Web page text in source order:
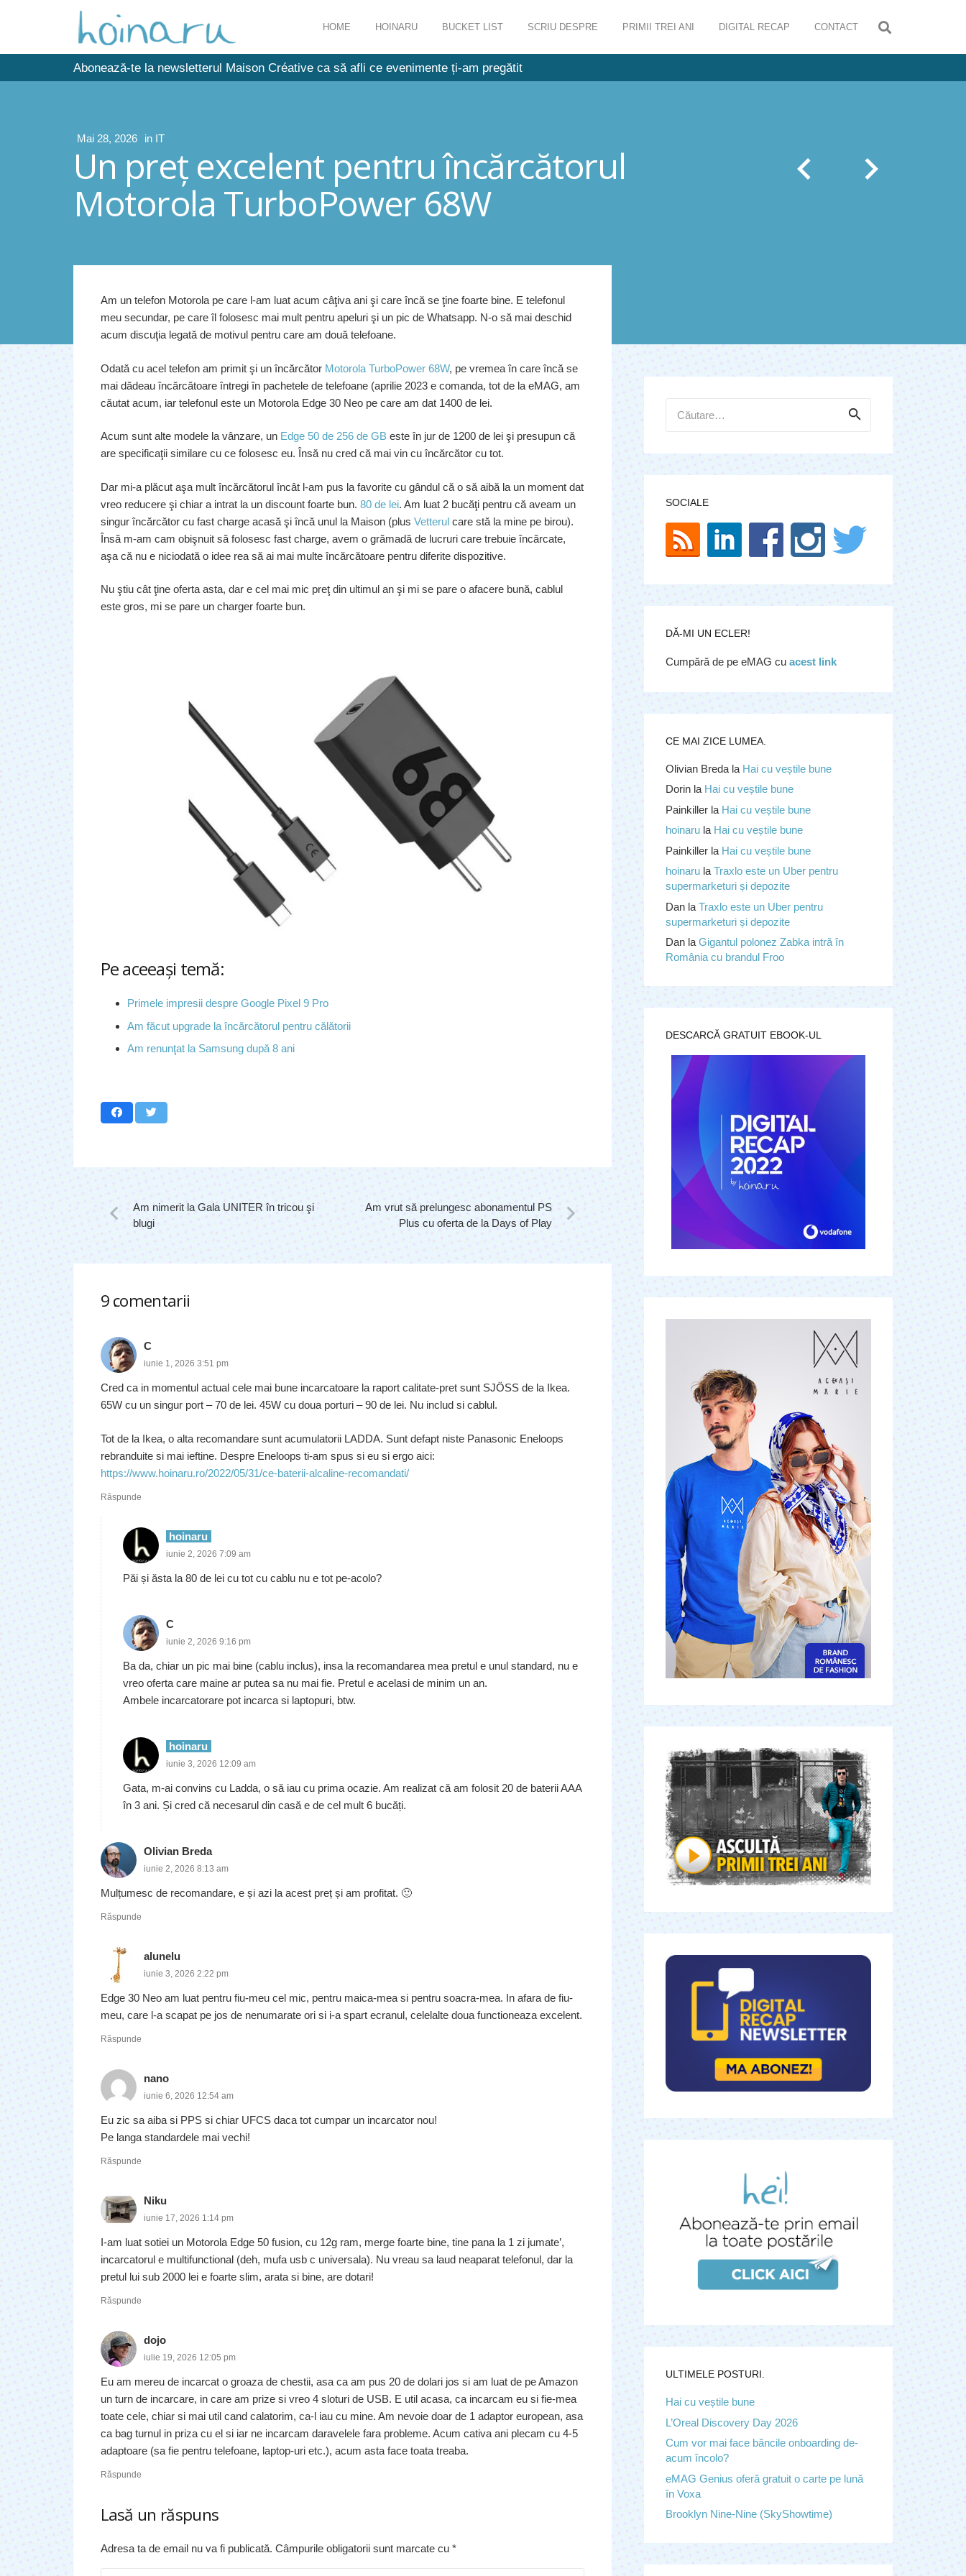
HOME HOINARU BUCKET LIST SCRIU DESPRE PRIMII TREI ANI DIGITAL RECAP CONTACT
Abonează-te la newsletterul Maison Créative ca să afli ce evenimente ți-am pregătit
Mai 28, 2026 in IT
Un preţ excelent pentru încărcătorul
Motorola TurboPower 68W
Am un telefon Motorola pe care l-am luat acum câţiva ani şi care încă se ţine foarte bine. E telefonul
meu secundar, pe care îl folosesc mai mult pentru apeluri şi un pic de Whatsapp. N-o să mai deschid
acum discuţia legată de motivul pentru care am două telefoane.
Odată cu acel telefon am primit şi un încărcător Motorola TurboPower 68W, pe vremea în care încă se
mai dădeau încărcătoare întregi în pachetele de telefoane (aprilie 2023 e comanda, tot de la eMAG, am
căutat acum, iar telefonul este un Motorola Edge 30 Neo pe care am dat 1400 de lei.
Acum sunt alte modele la vânzare, un Edge 50 de 256 de GB este în jur de 1200 de lei şi presupun că
are specificaţii similare cu ce folosesc eu. Însă nu cred că mai vin cu încărcător cu tot.
Dar mi-a plăcut aşa mult încărcătorul încât l-am pus la favorite cu gândul că o să aibă la un moment dat
vreo reducere şi chiar a intrat la un discount foarte bun. 80 de lei. Am luat 2 bucăţi pentru că aveam un
singur încărcător cu fast charge acasă şi încă unul la Maison (plus Vetterulcare stă la mine pe birou).
Însă m-am cam obişnuit să folosesc fast charge, avem o grămadă de lucruri care trebuie încărcate,
aşa că nu e niciodată o idee rea să ai mai multe încărcătoare pentru diferite dispozitive.
Nu ştiu cât ţine oferta asta, dar e cel mai mic preţ din ultimul an şi mi se pare o afacere bună, cablul
este gros, mi se pare un charger foarte bun.
Pe aceeaşi temă:
Primele impresii despre Google Pixel 9 Pro
Am făcut upgrade la încărcătorul pentru călătorii
Am renunţat la Samsung după 8 ani
Am nimerit la Gala UNITER în tricou şi
blugi
Am vrut să prelungesc abonamentul PS
Plus cu oferta de la Days of Play
9comentarii
.
C
iunie 1, 2026 3:51 pm
Cred ca in momentul actual cele mai bune incarcatoare la raport calitate-pret sunt SJÖSS de la Ikea.
65W cu un singur port – 70 de lei. 45W cu doua porturi – 90 de lei. Nu includ si cablul.
Tot de la Ikea, o alta recomandare sunt acumulatorii LADDA. Sunt defapt niste Panasonic Eneloops
rebranduite si mai ieftine. Despre Eneloops ti-am spus si eu si ergo aici:
https://www.hoinaru.ro/2022/05/31/ce-baterii-alcaline-recomandati/
Răspunde
hoinaru
iunie 2, 2026 7:09 am
Păi și ăsta la 80 de lei cu tot cu cablu nu e tot pe-acolo?
C
iunie 2, 2026 9:16 pm
Ba da, chiar un pic mai bine (cablu inclus), insa la recomandarea mea pretul e unul standard, nu e
vreo oferta care maine ar putea sa nu mai fie. Pretul e acelasi de minim un an.
Ambele incarcatorare pot incarca si laptopuri, btw.
hoinaru
iunie 3, 2026 12:09 am
Gata, m-ai convins cu Ladda, o să iau cu prima ocazie. Am realizat că am folosit 20 de baterii AAA
în 3 ani. Și cred că necesarul din casă e de cel mult 6 bucăți.
Olivian Breda
iunie 2, 2026 8:13 am
Mulțumesc de recomandare, e și azi la acest preț și am profitat. 🙂
Răspunde
alunelu
iunie 3, 2026 2:22 pm
Edge 30 Neo am luat pentru fiu-meu cel mic, pentru maica-mea si pentru soacra-mea. In afara de fiu-
meu, care l-a scapat pe jos de nenumarate ori si i-a spart ecranul, celelalte doua functioneaza excelent.
Răspunde
nano
iunie 6, 2026 12:54 am
Eu zic sa aiba si PPS si chiar UFCS daca tot cumpar un incarcator nou!
Pe langa standardele mai vechi!
Răspunde
Niku
iunie 17, 2026 1:14 pm
I-am luat sotiei un Motorola Edge 50 fusion, cu 12g ram, merge foarte bine, tine pana la 1 zi jumate’,
incarcatorul e multifunctional (deh, mufa usb c universala). Nu vreau sa laud neaparat telefonul, dar la
pretul lui sub 2000 lei e foarte slim, arata si bine, are dotari!
Răspunde
dojo
iulie 19, 2026 12:05 pm
Eu am mereu de incarcat o groaza de chestii, asa ca am pus 20 de dolari jos si am luat de pe Amazon
un turn de incarcare, in care am prize si vreo 4 sloturi de USB. E util acasa, ca incarcam eu si fie-mea
toate cele, chiar si mai util cand calatorim, ca-l iau cu mine. Am nevoie doar de 1 adaptor european, asa
ca bag turnul in priza cu el si iar ne incarcam daravelele fara probleme. Acum cativa ani plecam cu 4-5
adaptoare (sa fie pentru telefoane, laptop-uri etc.), acum asta face toata treaba.
Răspunde
Lasă un răspuns
Adresa ta de email nu va fi publicată. Câmpurile obligatorii sunt marcate cu *
după:
SOCIALE
DĂ-MI UN ECLER!
Cumpără de pe eMAG cu acest link
CE MAI ZICE LUMEA.
Olivian Bredala Hai cu veștile bune
Dorinla Hai cu veștile bune
Painkillerla Hai cu veștile bune
hoinarula Hai cu veștile bune
Painkillerla Hai cu veștile bune
hoinarula Traxlo este un Uber pentru
supermarketuri și depozite
Danla Traxlo este un Uber pentru
supermarketuri și depozite
Danla Gigantul polonez Zabka intră în
România cu brandul Froo
DESCARCĂ GRATUIT EBOOK-UL
ULTIMELE POSTURI.
Hai cu veștile bune
L’Oreal Discovery Day 2026
Cum vor mai face băncile onboarding de-
acum încolo?
eMAG Genius oferă gratuit o carte pe lună
în Voxa
Brooklyn Nine-Nine (SkyShowtime)